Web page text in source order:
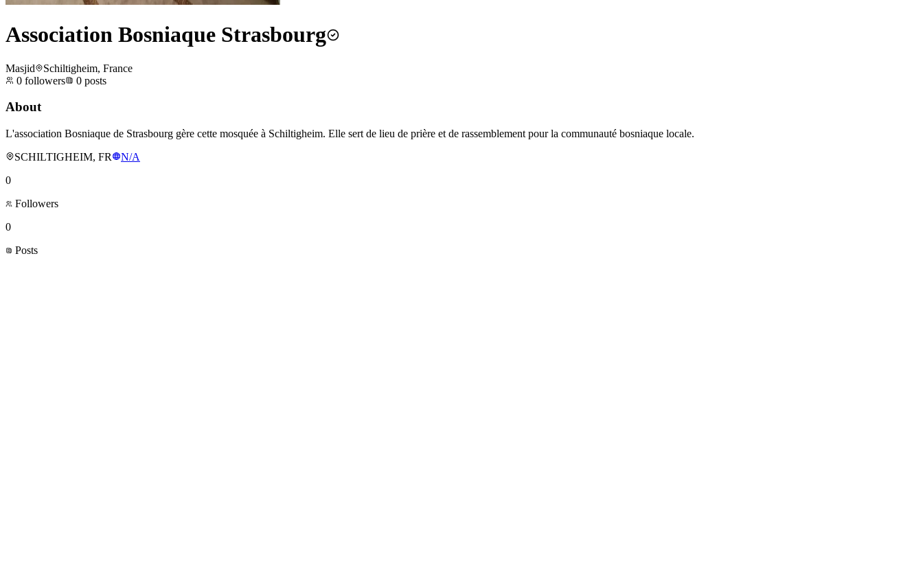
Association Bosniaque Strasbourg
Masjid
Schiltigheim, France
0 followers 0 posts
About
L'association Bosniaque de Strasbourg gère cette mosquée à Schiltigheim. Elle sert de lieu de prière et de rassemblement pour la communauté bosniaque locale.
SCHILTIGHEIM, FR
N/A
0
Followers
0
Posts